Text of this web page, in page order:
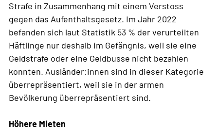
Strafe in Zusammenhang mit einem Verstoss
gegen das Aufenthaltsgesetz. Im Jahr 2022
befanden sich laut Statistik 53 % der verurteilten
Häftlinge nur deshalb im Gefängnis, weil sie eine
Geldstrafe oder eine Geldbusse nicht bezahlen
konnten. Ausländer:innen sind in dieser Kategorie
überrepräsentiert, weil sie in der armen
Bevölkerung überrepräsentiert sind.
Höhere Mieten